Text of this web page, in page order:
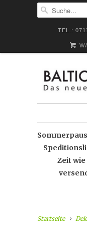
TEL.:
Zeit
Startseite